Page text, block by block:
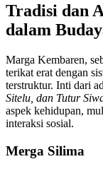
Tradisi dan
dalam
Marga Kembaren,
terikat erat dengan
terstruktur. Inti dari
Sitelu, dan Tutur
aspek kehidupan,
interaksi sosial.
Merga Silima